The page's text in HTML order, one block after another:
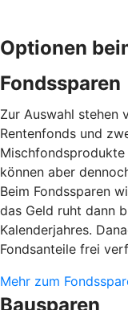
Optionen
Fondssparen
Zur Auswahl stehen
Rentenfonds und
können aber
Beim Fondssparen
das Geld ruht dann
Kalenderjahres.
Fondsanteile frei
Mehr zum
Bausparen